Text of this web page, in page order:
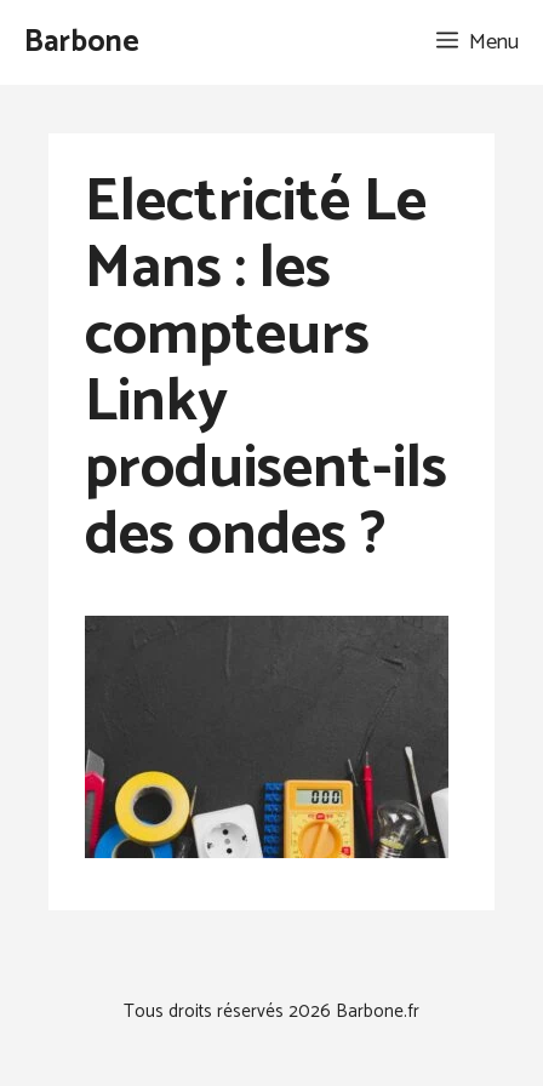
AllerBarbone Menu
Electricité Le
Mans : les
compteurs
Linky
produisent-ils
des ondes ?
Tous droits réservés 2026 Barbone.fr